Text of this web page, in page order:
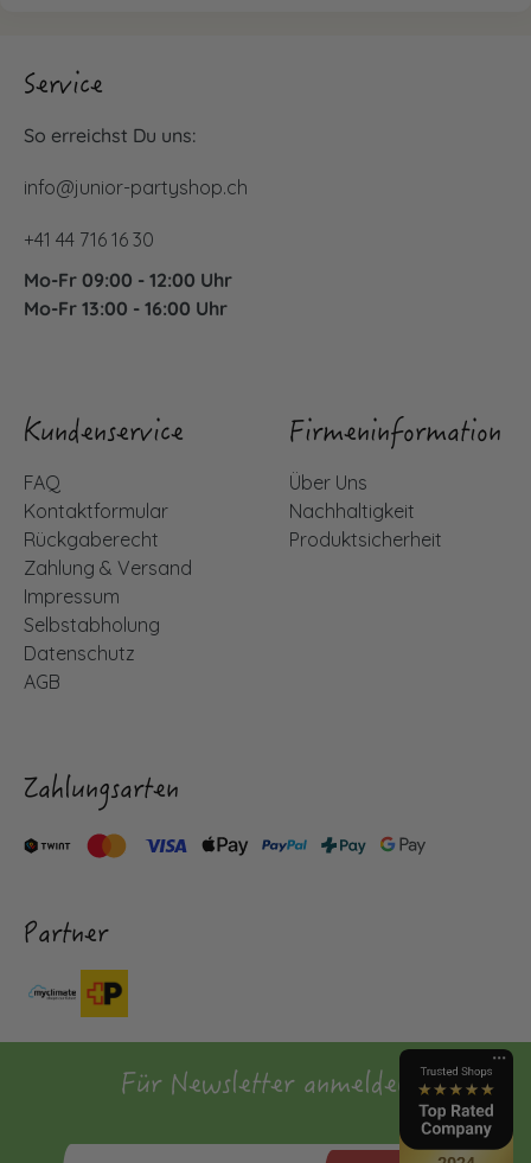
Service
So erreichst Du uns:
info@junior-partyshop.ch
+41 44 716 16 30
Mo-Fr 09:00 - 12:00 Uhr
Mo-Fr 13:00 - 16:00 Uhr
Kundenservice
FAQ
Kontaktformular
Rückgaberecht
Zahlung & Versand
Impressum
Selbstabholung
Datenschutz
AGB
Firmeninformation
Über Uns
Nachhaltigkeit
Produktsicherheit
Zahlungsarten
Partner
Für Newsletter anmelden